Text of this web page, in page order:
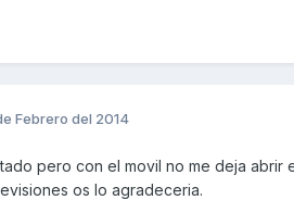
Febrero del 2014
pero con el movil no me deja
os lo agradeceria.